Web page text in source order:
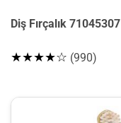
Diş Fırçalık 71045307
★★★★☆ (990)